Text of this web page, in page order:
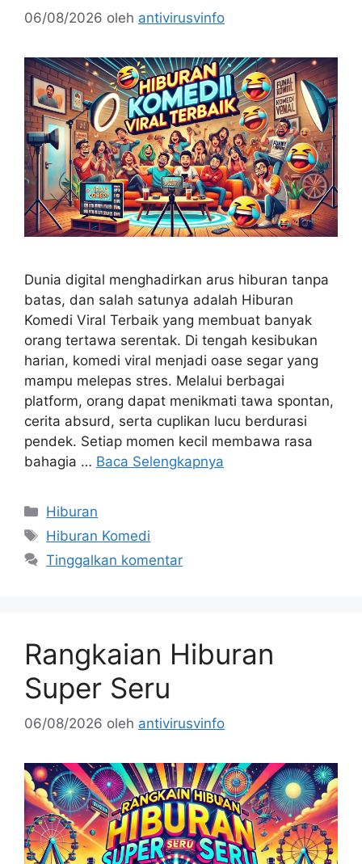
06/08/2026 oleh antivirusvinfo
Dunia digital menghadirkan arus hiburan tanpa
batas, dan salah satunya adalah Hiburan
Komedi Viral Terbaik yang membuat banyak
orang tertawa serentak. Di tengah kesibukan
harian, komedi viral menjadi oase segar yang
mampu melepas stres. Melalui berbagai
platform, orang dapat menikmati tawa spontan,
cerita absurd, serta cuplikan lucu berdurasi
pendek. Setiap momen kecil membawa rasa
bahagia … Baca Selengkapnya
Kategori
Hiburan
Tag
Hiburan Komedi
Tinggalkan komentar
Rangkaian Hiburan
Super Seru
06/08/2026 oleh antivirusvinfo